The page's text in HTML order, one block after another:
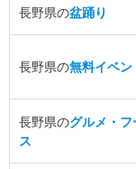
長野県の盆踊り
長野県の無料イベン
長野県のグルメ・
ス